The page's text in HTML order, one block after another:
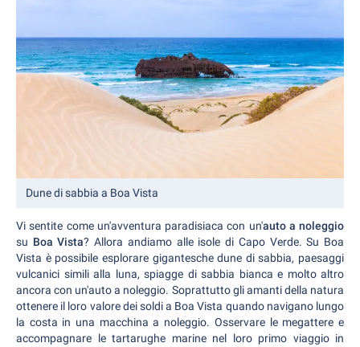
Dune di sabbia a Boa Vista
Vi sentite come un'avventura paradisiaca con un'auto a noleggio
su Boa Vista? Allora andiamo alle isole di Capo Verde. Su Boa
Vista è possibile esplorare gigantesche dune di sabbia, paesaggi
vulcanici simili alla luna, spiagge di sabbia bianca e molto altro
ancora con un'auto a noleggio. Soprattutto gli amanti della natura
ottenere il loro valore dei soldi a Boa Vista quando navigano lungo
la costa in una macchina a noleggio. Osservare le megattere e
accompagnare le tartarughe marine nel loro primo viaggio in